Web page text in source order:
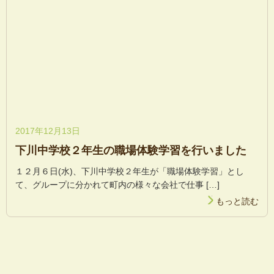
2017年12月13日
下川中学校２年生の職場体験学習を行いました
１２月６日(水)、下川中学校２年生が「職場体験学習」とし
て、グループに分かれて町内の様々な会社で仕事 […]
もっと読む